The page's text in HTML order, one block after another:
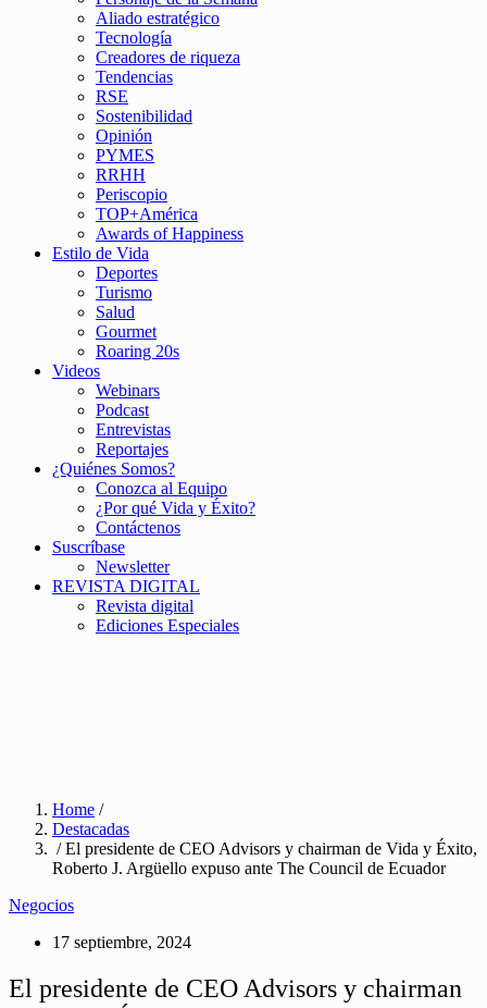
Aliado estratégico
Tecnología
Creadores de riqueza
Tendencias
RSE
Sostenibilidad
Opinión
PYMES
RRHH
Periscopio
TOP+América
Awards of Happiness
Estilo de Vida
Deportes
Turismo
Salud
Gourmet
Roaring 20s
Videos
Webinars
Podcast
Entrevistas
Reportajes
¿Quiénes Somos?
Conozca al Equipo
¿Por qué Vida y Éxito?
Contáctenos
Suscríbase
Newsletter
REVISTA DIGITAL
Revista digital
Ediciones Especiales
Home /
Destacadas
/ El presidente de CEO Advisors y chairman de Vida y Éxito,
Roberto J. Argüello expuso ante The Council de Ecuador
Negocios
17 septiembre, 2024
El presidente de CEO Advisors y chairman